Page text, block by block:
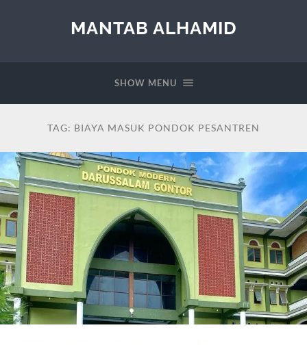
MANTAB ALHAMID
SHOW MENU
TAG: BIAYA MASUK PONDOK PESANTREN